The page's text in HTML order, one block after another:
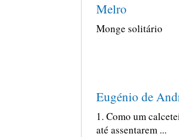
Melro
Monge solitário
Eugénio de
1. Como um
até assentarem ...